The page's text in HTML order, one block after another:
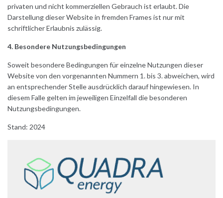
privaten und nicht kommerziellen Gebrauch ist erlaubt. Die
Darstellung dieser Website in fremden Frames ist nur mit
schriftlicher Erlaubnis zulässig.
4. Besondere Nutzungsbedingungen
Soweit besondere Bedingungen für einzelne Nutzungen dieser
Website von den vorgenannten Nummern 1. bis 3. abweichen, wird
an entsprechender Stelle ausdrücklich darauf hingewiesen. In
diesem Falle gelten im jeweiligen Einzelfall die besonderen
Nutzungsbedingungen.
Stand: 2024